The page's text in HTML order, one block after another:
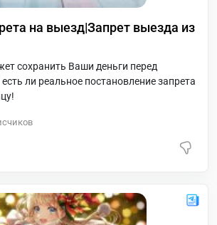
на выезд|Запрет выезда из
сохранить Ваши деньги перед
ли реальное постановление запрета